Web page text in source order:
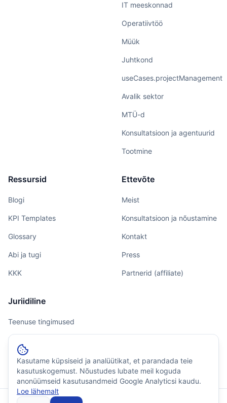
Kasutame küpsiseid ja analüütikat, et parandada teie
kasutuskogemust. Nõustudes lubate meil koguda
anonüümseid kasutusandmeid Google Analyticsi kaudu.
Loe lähemalt
IT meeskonnad
Operatiivtöö
Müük
Juhtkond
useCases.projectManagement
Avalik sektor
MTÜ-d
Konsultatsioon ja agentuurid
Tootmine
Ressursid
Blogi
KPI Templates
Glossary
Abi ja tugi
KKK
Ettevõte
Meist
Konsultatsioon ja nõustamine
Kontakt
Press
Partnerid (affiliate)
Juriidiline
Teenuse tingimused
Privaatsus
Küpsiste poliitika